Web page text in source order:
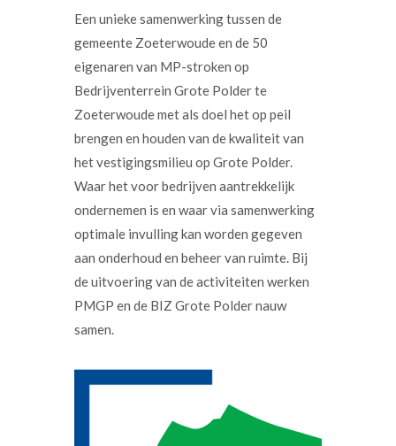
Een unieke samenwerking tussen de
gemeente Zoeterwoude en de 50
eigenaren van MP-stroken op
Bedrijventerrein Grote Polder te
Zoeterwoude met als doel het op peil
brengen en houden van de kwaliteit van
het vestigingsmilieu op Grote Polder.
Waar het voor bedrijven aantrekkelijk
ondernemen is en waar via samenwerking
optimale invulling kan worden gegeven
aan onderhoud en beheer van ruimte. Bij
de uitvoering van de activiteiten werken
PMGP en de BIZ Grote Polder nauw
samen.